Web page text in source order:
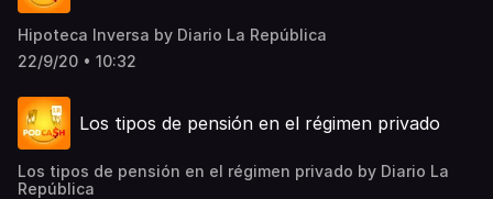
Hipoteca Inversa by Diario La República
22/9/20 • 10:32
Los tipos de pensión en el régimen privado
Los tipos de pensión en el régimen privado by Diario La
República